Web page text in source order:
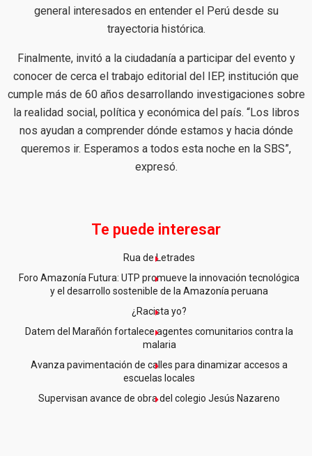
general interesados en entender el Perú desde su
trayectoria histórica.
Finalmente, invitó a la ciudadanía a participar del evento y
conocer de cerca el trabajo editorial del IEP, institución que
cumple más de 60 años desarrollando investigaciones sobre
la realidad social, política y económica del país. “Los libros
nos ayudan a comprender dónde estamos y hacia dónde
queremos ir. Esperamos a todos esta noche en la SBS”,
expresó.
Te puede interesar
Rua de Letrades
Foro Amazonía Futura: UTP promueve la innovación tecnológica
y el desarrollo sostenible de la Amazonía peruana
¿Racista yo?
Datem del Marañón fortalece agentes comunitarios contra la
malaria
Avanza pavimentación de calles para dinamizar accesos a
escuelas locales
Supervisan avance de obra del colegio Jesús Nazareno